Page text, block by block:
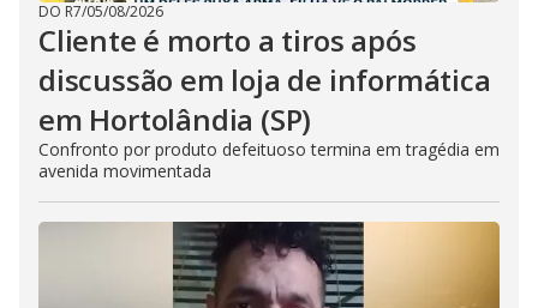
DO R7/05/08/2026
Cliente é morto a tiros após
discussão em loja de informática
em Hortolândia (SP)
Confronto por produto defeituoso termina em tragédia em
avenida movimentada